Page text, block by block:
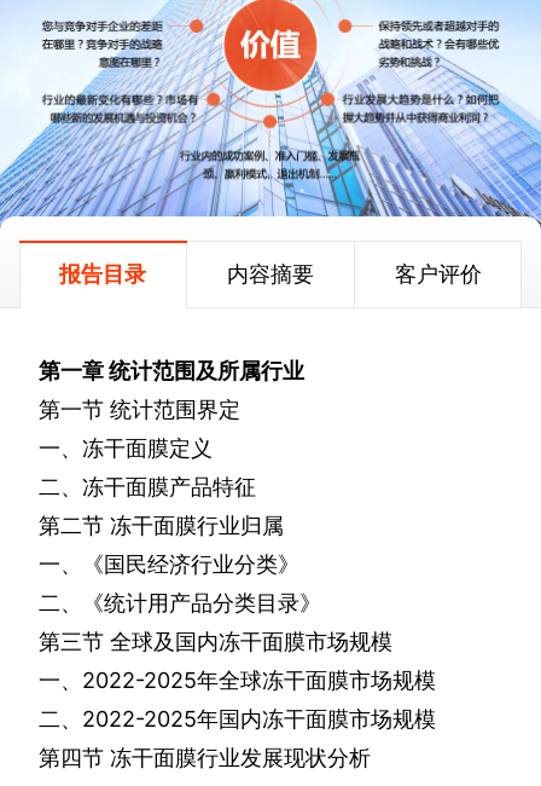
报告目录 内容摘要 客户评价
第一章统计范围及所属行业
第一节 统计范围界定
一、冻干面膜定义
二、冻干面膜产品特征
第二节 冻干面膜行业归属
一、《国民经济行业分类》
二、《统计用产品分类目录》
第三节 全球及国内冻干面膜市场规模
一、 2022-2025年全球冻干面膜市场规模
二、 2022-2025年国内冻干面膜市场规模
第四节 冻干面膜行业发展现状分析